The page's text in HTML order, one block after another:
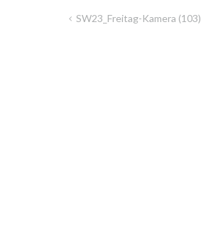
Beitragsnavigation
SW23_Freitag-Kamera (103)